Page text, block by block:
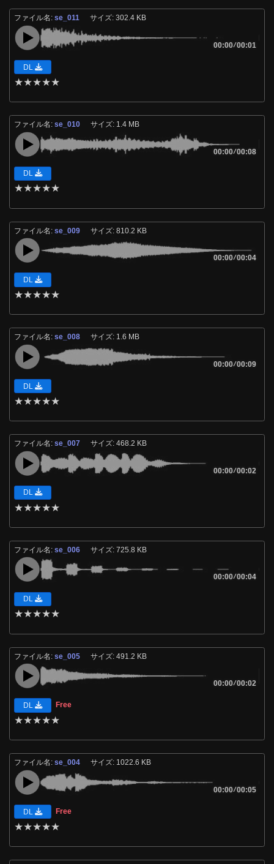
ファイル名:se_011 サイズ: 302.4 KB
00:00/00:01
DL
★★★★★
ファイル名:se_010 サイズ: 1.4 MB
00:00/00:08
DL
★★★★★
ファイル名:se_009 サイズ: 810.2 KB
00:00/00:04
DL
★★★★★
ファイル名:se_008 サイズ: 1.6 MB
00:00/00:09
DL
★★★★★
ファイル名:se_007 サイズ: 468.2 KB
00:00/00:02
DL
★★★★★
ファイル名:se_006 サイズ: 725.8 KB
00:00/00:04
DL
★★★★★
ファイル名:se_005 サイズ: 491.2 KB
00:00/00:02
DL Free
★★★★★
ファイル名:se_004 サイズ: 1022.6 KB
00:00/00:05
DL Free
★★★★★